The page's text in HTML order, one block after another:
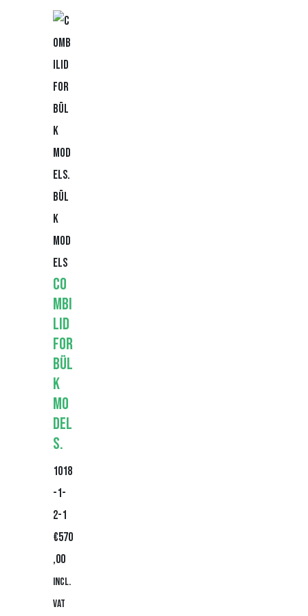
Bül
k
Mod
els
Co
mbi
lid
for
Bül
k
Mo
del
s.
1018
-1-
2-1
€570
,00
Incl.
VAT